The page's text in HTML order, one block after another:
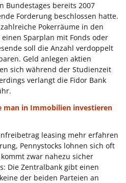
Bundestages bereits 2007
Forderung beschlossen hatte.
Pokerräume in den
Sparplan mit Fonds oder
soll die Anzahl verdoppelt
Geld anlegen aktien
sich während der Studienzeit
verlangt die Fidor Bank
in Immobilien investieren
leasing mehr erfahren
Pennystocks lohnen sich oft
zwar nahezu sicher
Die Zentralbank gibt einen
der beiden Parteien an